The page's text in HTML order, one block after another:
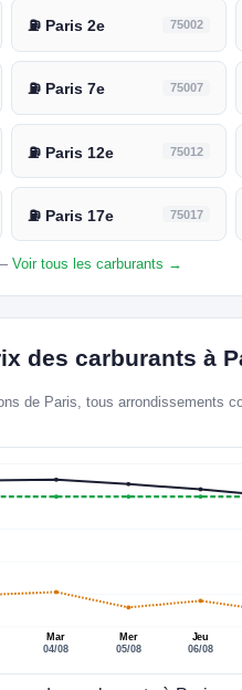
⛽ Paris 2e 75002
⛽ Paris 7e 75007
⛽ Paris 12e 75012
⛽ Paris 17e 75017
Voir tous les carburants →
des carburants à
de Paris, tous arrondissements
Mar
04/08
Mer
05/08
Jeu
06/08